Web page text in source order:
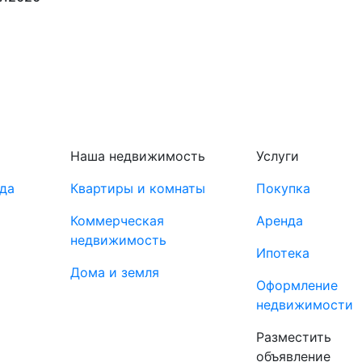
Наша недвижимость
Квартиры и комнаты
Коммерческая
недвижимость
Дома и земля
Услуги
Покупка
Аренда
Ипотека
Оформление
недвижимости
Разместить
объявление